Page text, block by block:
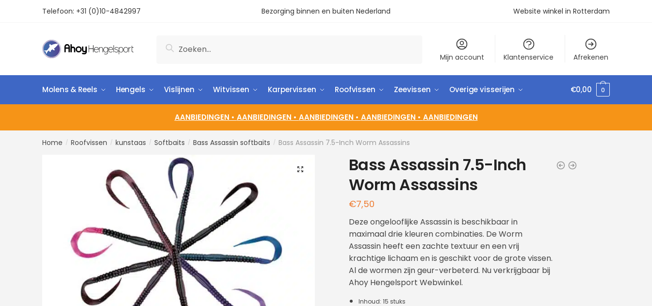
Telefoon: +31 (0)10-4842997 Bezorging binnen en buiten Nederland Website winkel in Rotterdam
Zoeken
Mijn account Klantenservice Afrekenen
Molens & Reels Hengels Vislijnen Witvissen Karpervissen Roofvissen Zeevissen Overige visserijen €0,00 0
AANBIEDINGEN • AANBIEDINGEN • AANBIEDINGEN • AANBIEDINGEN • AANBIEDINGEN
Home / Roofvissen / kunstaas / Softbaits / Bass Assassin softbaits / Bass Assassin 7.5-Inch Worm Assassins
🔍
Bass Assassin 7.5-Inch
Worm Assassins
€7,50
Deze ongelooflijke Assassin is beschikbaar in
maximaal drie kleuren combinaties. De Worm
Assassin heeft een zachte textuur en een vrij
krachtige lichaam en is geschikt voor de grote vissen.
Al de wormen zijn geur-verbeterd. Nu verkrijgbaar bij
Ahoy Hengelsport Webwinkel.
Inhoud: 15 stuks